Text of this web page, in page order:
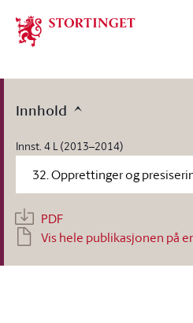
Stortinget.no
Innhold
Innst. 4 L (2013–2014)
PDF
Vis hele publikasjonen på